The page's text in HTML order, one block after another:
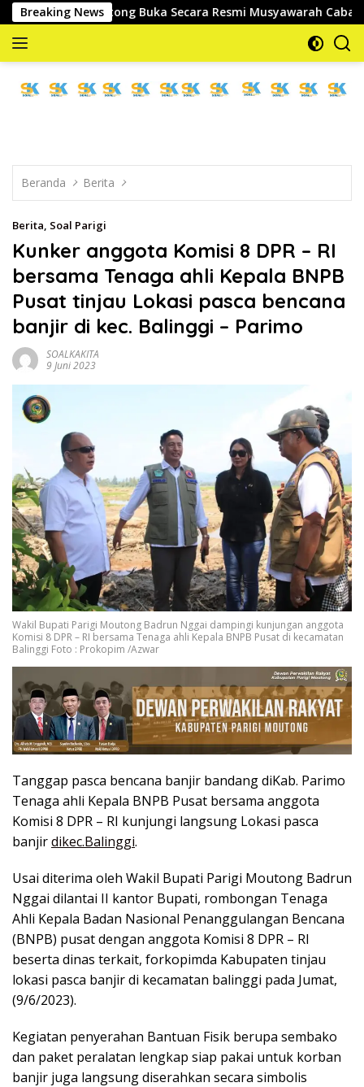
Langsung
ke
konten
Breaking News
Buka Secara Resmi Musyawarah Cabang Ke-III
mengabarkan
Beranda Berita
Berita, Soal Parigi
Kunker anggota Komisi 8 DPR – RI
bersama Tenaga ahli Kepala BNPB
Pusat tinjau Lokasi pasca bencana
banjir di kec. Balinggi – Parimo
SOALKAKITA
9 Juni 2023
Wakil Bupati Parigi Moutong Badrun Nggai dampingi kunjungan anggota
Komisi 8 DPR – RI bersama Tenaga ahli Kepala BNPB Pusat di kecamatan
Balinggi Foto : Prokopim /Azwar
Tanggap pasca bencana banjir bandang diKab. Parimo
Tenaga ahli Kepala BNPB Pusat bersama anggota
Komisi 8 DPR – RI kunjungi langsung Lokasi pasca
banjirdikec.Balinggi.
Usai diterima oleh Wakil Bupati Parigi Moutong Badrun
Nggai dilantai II kantor Bupati, rombongan Tenaga
Ahli Kepala Badan Nasional Penanggulangan Bencana
(BNPB) pusat dengan anggota Komisi 8 DPR – RI
beserta dinas terkait, forkopimda Kabupaten tinjau
lokasi pasca banjir di kecamatan balinggi pada Jumat,
(9/6/2023).
Kegiatan penyerahan Bantuan Fisik berupa sembako
dan paket peralatan lengkap siap pakai untuk korban
banjir juga langsung diserahkan secara simbolis